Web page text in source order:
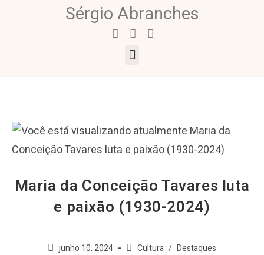
Sérgio Abranches
Maria da Conceição Tavares luta
e paixão (1930-2024)
junho 10, 2024 Cultura / Destaques